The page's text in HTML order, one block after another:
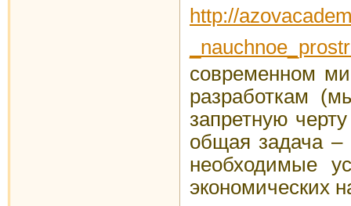
http://
современном
разработкам
запретную
общая задача –
необходимые
экономических